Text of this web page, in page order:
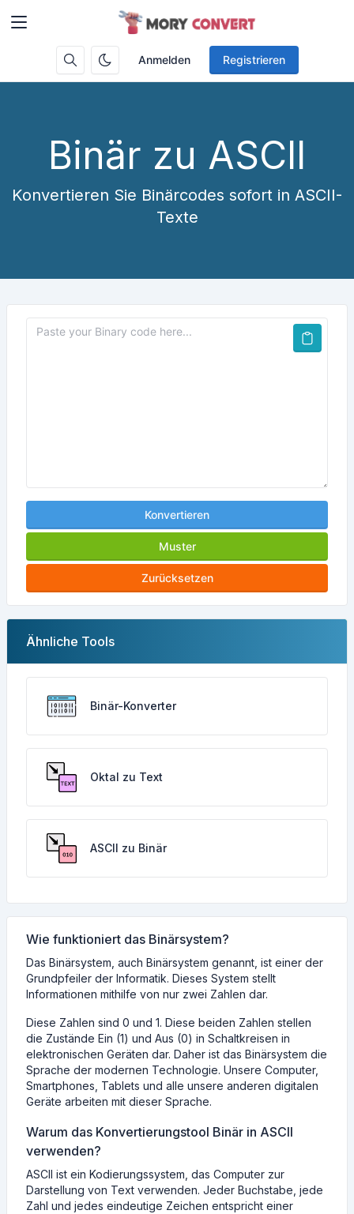
Anmelden Registrieren
Binär zu ASCII
Konvertieren Sie Binärcodes sofort in ASCII-
Texte
Konvertieren
Muster
Zurücksetzen
Ähnliche Tools
Binär-Konverter
Oktal zu Text
ASCII zu Binär
Wie funktioniert das Binärsystem?
Das Binärsystem, auch Binärsystem genannt, ist einer der
Grundpfeiler der Informatik. Dieses System stellt
Informationen mithilfe von nur zwei Zahlen dar.
Diese Zahlen sind 0 und 1. Diese beiden Zahlen stellen
die Zustände Ein (1) und Aus (0) in Schaltkreisen in
elektronischen Geräten dar. Daher ist das Binärsystem die
Sprache der modernen Technologie. Unsere Computer,
Smartphones, Tablets und alle unsere anderen digitalen
Geräte arbeiten mit dieser Sprache.
Warum das Konvertierungstool Binär in ASCII
verwenden?
ASCII ist ein Kodierungssystem, das Computer zur
Darstellung von Text verwenden. Jeder Buchstabe, jede
Zahl und jedes eindeutige Zeichen entspricht einer